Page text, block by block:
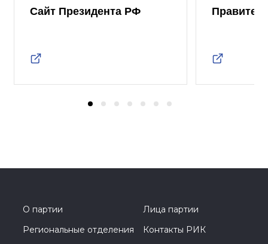
Сайт Президента РФ
О партии
Лица партии
Региональные отделения
Контакты РИК